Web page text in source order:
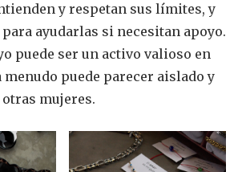
comunidad de
y sea parte de la
ingrese su dirección de correo
y respetan sus límites, y
ayudarlas si necesitan apoyo.
puede ser un activo valioso en
menudo puede parecer aislado y
mujeres.